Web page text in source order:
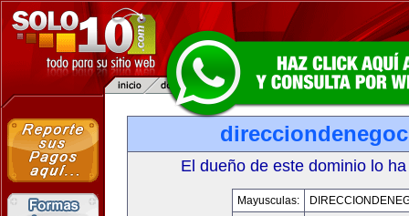
El dueño de este dominio lo
Mayusculas: